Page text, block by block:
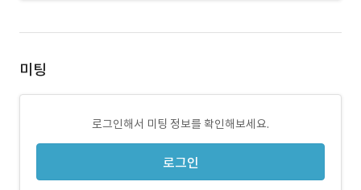
미팅
로그인해서 미팅 정보를 확인해보세요.
로그인